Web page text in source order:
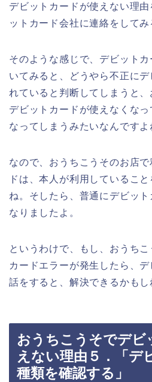
デビットカードが使えない理
ットカード会社に連絡をしてみ
そのような感じで、デビット
いてみると、どうやら不正に
れていると判断してしまうと
デビットカードが使えなくな
なってしまうみたいなんですよ
なので、おうちこうそのお店
ドは、本人が利用しているこ
ね。そしたら、普通にデビッ
なりましたよ。
というわけで、もし、おうち
カードエラーが発生したら、
話をすると、解決できるかもし
おうちこうそでデビ
えない理由５．「デ
種類を確認する」